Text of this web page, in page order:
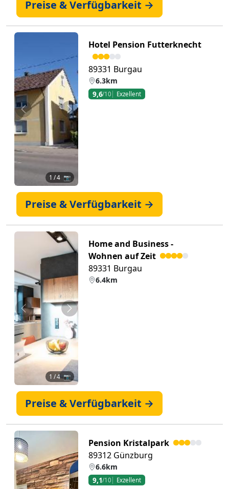
Preise & Verfügbarkeit →
Zurück Weiter
1 / 4 📷
Hotel Pension Futterknecht
89331 Burgau
6.3km
9,6/10 Exzellent
Preise & Verfügbarkeit →
Zurück Weiter
1 / 4 📷
Home and Business -
Wohnen auf Zeit
89331 Burgau
6.4km
Preise & Verfügbarkeit →
Pension Kristalpark
89312 Günzburg
6.6km
9,1/10 Exzellent